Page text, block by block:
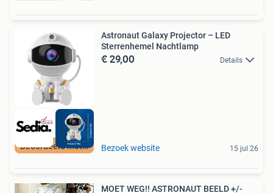
Beoordeeld met 9+
Astronaut Galaxy Projector – LED
Sterrenhemel Nachtlamp
€ 29,00 Details
Bezoek website 15 jul 26
MOET WEG!! ASTRONAUT BEELD +/-